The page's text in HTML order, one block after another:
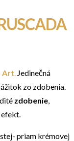
Art Jedinečná
zo zdobenia.
zdobenie
priam krémovej